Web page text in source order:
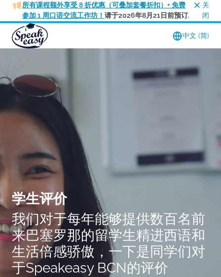
所有课程额外享受 8 折优惠（可叠加套餐折扣）+ 免费
参加 1 周口语交流工作坊！请于2026年8月21日前预订.
关
闭
中文 (简)
学生评价
我们对于每年能够提供数百名前
来巴塞罗那的留学生精进西语和
生活倍感骄傲，一下是同学们对
于Speakeasy BCN的评价